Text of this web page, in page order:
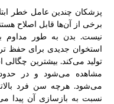
پزشکان چندین عامل خطر
برخی از آن‌ها قابل اصلاح
نیست. بدن به طور مداوم
استخوان جدیدی برای حفظ
می‌شود. هرچه سن فرد
نسبت به بازسازی آن پیدا